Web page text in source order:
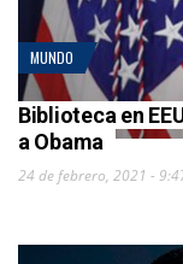
MUNDO
Biblioteca en
a Obama
24 de febrero, 2021 -